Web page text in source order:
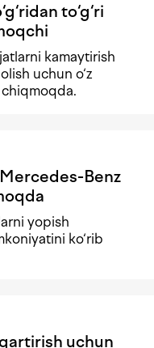
to‘g‘ri
kamaytirish
uchun o‘z
Benz
yopish
ko‘rib
uchun